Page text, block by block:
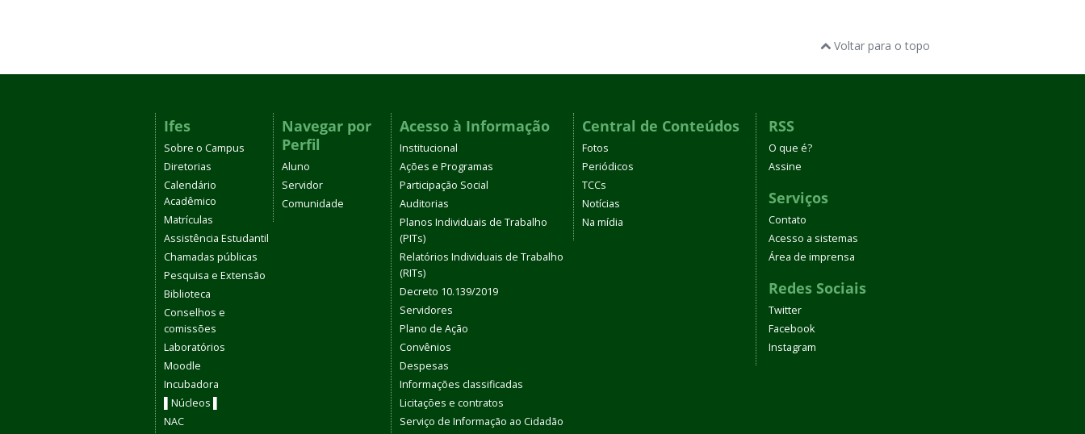
Voltar para o topo
Ifes
Sobre o Campus
Diretorias
Calendário
Acadêmico
Matrículas
Assistência Estudantil
Chamadas públicas
Pesquisa e Extensão
Biblioteca
Conselhos e
comissões
Laboratórios
Moodle
Incubadora
▌Núcleos ▌
NAC
Navegar por
Perfil
Aluno
Servidor
Comunidade
Acesso à Informação
Institucional
Ações e Programas
Participação Social
Auditorias
Planos Individuais de Trabalho
(PITs)
Relatórios Individuais de Trabalho
(RITs)
Decreto 10.139/2019
Servidores
Plano de Ação
Convênios
Despesas
Informações classificadas
Licitações e contratos
Serviço de Informação ao Cidadão
Central de Conteúdos
Fotos
Periódicos
TCCs
Notícias
Na mídia
RSS
O que é?
Assine
Serviços
Contato
Acesso a sistemas
Área de imprensa
Redes Sociais
Twitter
Facebook
Instagram